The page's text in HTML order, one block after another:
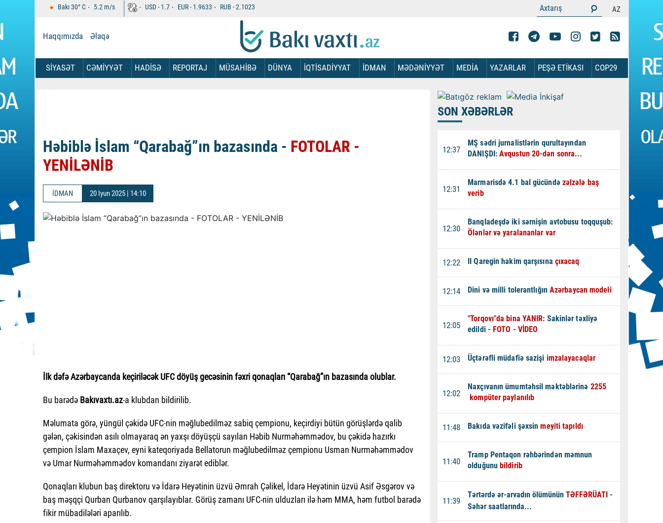
Bakı30°C 5.2 m/s USD -1.7 EUR -1.9633 RUB -2.1023 AZ
Haqqımızda Əlaqə
SİYASƏT CƏMİYYƏT HADİSƏ REPORTAJ MÜSAHİBƏ DÜNYA İQTİSADİYYAT İDMAN MƏDƏNİYYƏT MEDİA YAZARLAR PEŞƏ ETİKASI COP29
Həbiblə İslam “Qarabağ”ın bazasında - FOTOLAR -
YENİLƏNİB
İDMAN 20 Iyun 2025 | 14:10
İlk dəfə Azərbaycanda keçiriləcək UFC döyüş gecəsinin fəxri qonaqları “Qarabağ”ın bazasında olublar.
Bu barədə Bakıvaxtı.az-a klubdan bildirilib.
Məlumata görə, yüngül çəkidə UFC-nin məğlubedilməz sabiq çempionu, keçirdiyi bütün görüşlərdə qalib
gələn, çəkisindən asılı olmayaraq ən yaxşı döyüşçü sayılan Həbib Nurməhəmmədov, bu çəkidə hazırkı
çempion İslam Maxaçev, eyni kateqoriyada Bellatorun məğlubedilməz çempionu Usman Nurməhəmmədov
və Umar Nurməhəmmədov komandanı ziyarət ediblər.
Qonaqları klubun baş direktoru və İdarə Heyətinin üzvü Əmrah Çəlikel, İdarə Heyətinin üzvü Asif Əsgərov və
baş məşqçi Qurban Qurbanov qarşılayıblar. Görüş zamanı UFC-nin ulduzları ilə həm MMA, həm futbol barədə
fikir mübadilələri aparılıb.
SON XƏBƏRLƏR
12:37
MŞ sədri jurnalistlərin qurultayından
DANIŞDI:Avqustun 20-dən sonra...
12:31
Marmarisdə 4.1 bal gücündə zəlzələ baş
verib
12:30
Banqladeşdə iki sərnişin avtobusu toqquşub:
Ölənlər və yaralananlar var
12:22 II Qaregin hakim qarşısına çıxacaq
12:14 Dini və milli tolerantlığın Azərbaycan modeli
12:05
"Torqovı"da bina YANIR: Sakinlər təxliyə
edildi - FOTO - VİDEO
12:03 Üçtərəfli müdafiə sazişi imzalayacaqlar
12:02
Naxçıvanın ümumtəhsil məktəblərinə 2255
kompüter paylanılıb
11:48 Bakıda vəzifəli şəxsinmeyiti tapıldı
11:40
Tramp Pentaqon rəhbərindən məmnun
olduğunubildirib
11:39
Tərtərdə ər-arvadın ölümününTƏFFƏRÜATI -
Səhər saatlarında...